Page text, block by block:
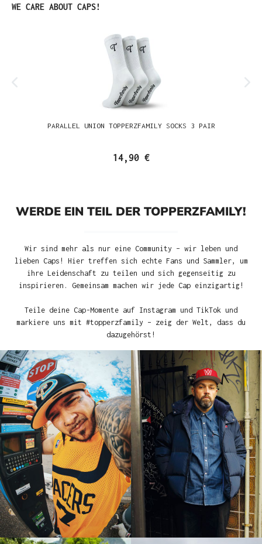
Produktgalerie überspringen
WE CARE ABOUT CAPS!
PARALLEL UNION TOPPERZFAMILY SOCKS 3 PAIR
14,90 €
WERDE EIN TEIL DER TOPPERZFAMILY!
Wir sind mehr als nur eine Community – wir leben und
lieben Caps! Hier treffen sich echte Fans und Sammler, um
ihre Leidenschaft zu teilen und sich gegenseitig zu
inspirieren. Gemeinsam machen wir jede Cap einzigartig!
Teile deine Cap-Momente auf Instagram und TikTok und
markiere uns mit #topperzfamily – zeig der Welt, dass du
dazugehörst!